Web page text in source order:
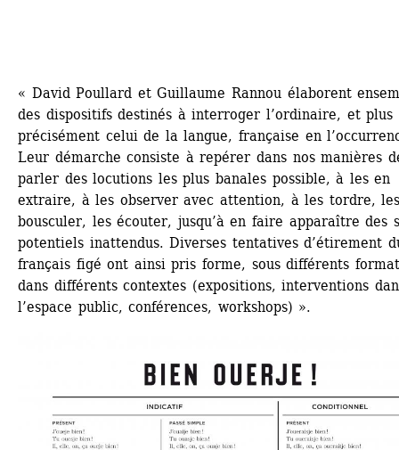
« David Poullard et Guillaume Rannou élaborent
des dispositifs destinés à interroger l’ordinaire, et plus
précisément celui de la langue, française en
Leur démarche consiste à repérer dans nos manières
parler des locutions les plus banales possible, à les en
extraire, à les observer avec attention, à les tordre,
bousculer, les écouter, jusqu’à en faire apparaître des
potentiels inattendus. Diverses tentatives d’étirement
français figé ont ainsi pris forme, sous différents
dans différents contextes (expositions, interventions
l’espace public, conférences, workshops) ».